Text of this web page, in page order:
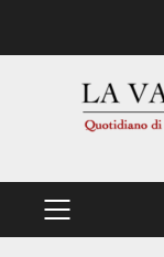
PRIMÄRES